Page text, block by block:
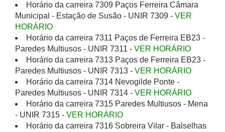
Horário da carreira 7309 Paços Ferreira Câmara
Municipal - Estação de Susão - UNIR 7309 - VER
HORÁRIO
Horário da carreira 7311 Paços de Ferreira EB23 -
Paredes Multiusos - UNIR 7311 - VER HORÁRIO
Horário da carreira 7313 Paços de Ferreira EB23 -
Paredes Multiusos - UNIR 7313 - VER HORÁRIO
Horário da carreira 7314 Nevogilde Ponte -
Paredes Multiusos - UNIR 7314 - VER HORÁRIO
Horário da carreira 7315 Paredes Multiusos - Mena
- UNIR 7315 - VER HORÁRIO
Horário da carreira 7316 Sobreira Vilar - Balselhas